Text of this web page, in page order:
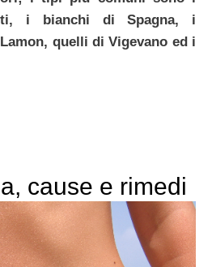
i bianchi di Spagna, i
quelli di Vigevano ed i
cause e rimedi